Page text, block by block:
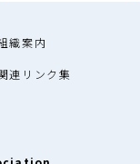
織案内
連リンク集